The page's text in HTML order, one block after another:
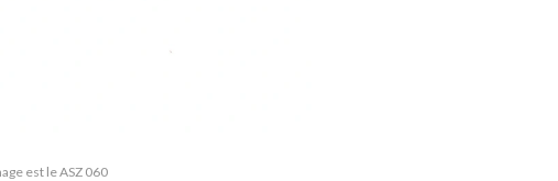
est le ASZ 060